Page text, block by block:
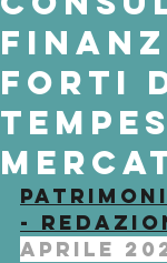
forti
-
Aprile